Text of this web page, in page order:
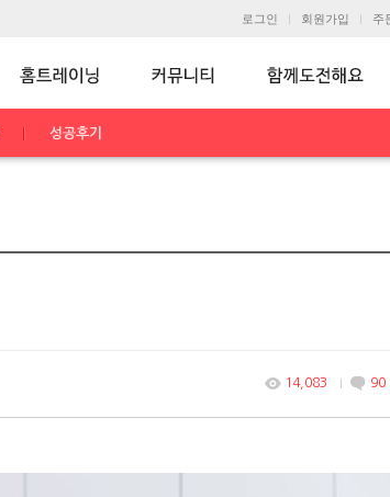
로그인 회원가입 주
성공후기
14,083 90